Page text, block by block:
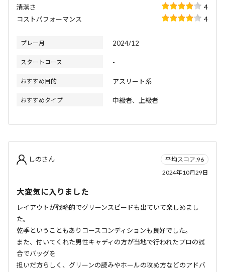
清潔さ
4
コストパフォーマンス
4
プレー月 2024/12
スタートコース -
おすすめ目的 アスリート系
おすすめタイプ 中級者、上級者
しのさん
平均スコア:96
2024年10月29日
大変気に入りました
レイアウトが戦略的でグリーンスピードも出ていて楽しめまし
た。
乾季ということもありコースコンディションも良好でした。
また、付いてくれた男性キャディの方が当地で行われたプロの試
合でバッグを
担いだ方らしく、グリーンの読みやホールの攻め方などのアドバ